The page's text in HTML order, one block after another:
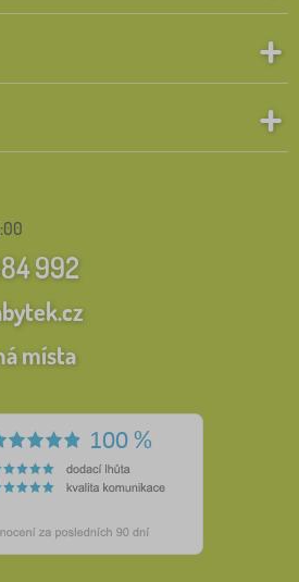
992
místa